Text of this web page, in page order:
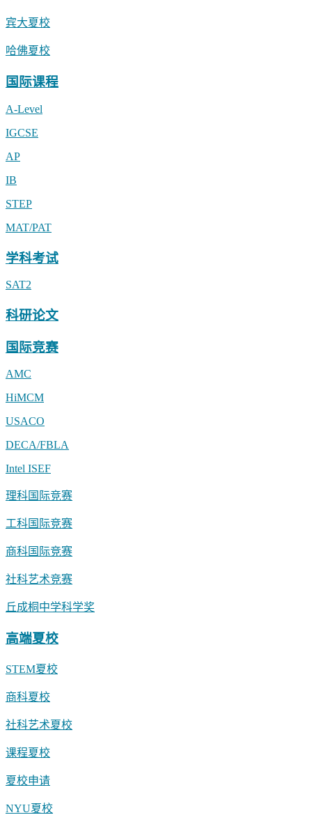
宾大夏校
哈佛夏校
国际课程
A-Level
IGCSE
AP
IB
STEP
MAT/PAT
学科考试
SAT2
科研论文
国际竞赛
AMC
HiMCM
USACO
DECA/FBLA
Intel ISEF
理科国际竞赛
工科国际竞赛
商科国际竞赛
社科艺术竞赛
丘成桐中学科学奖
高端夏校
STEM夏校
商科夏校
社科艺术夏校
课程夏校
夏校申请
NYU夏校